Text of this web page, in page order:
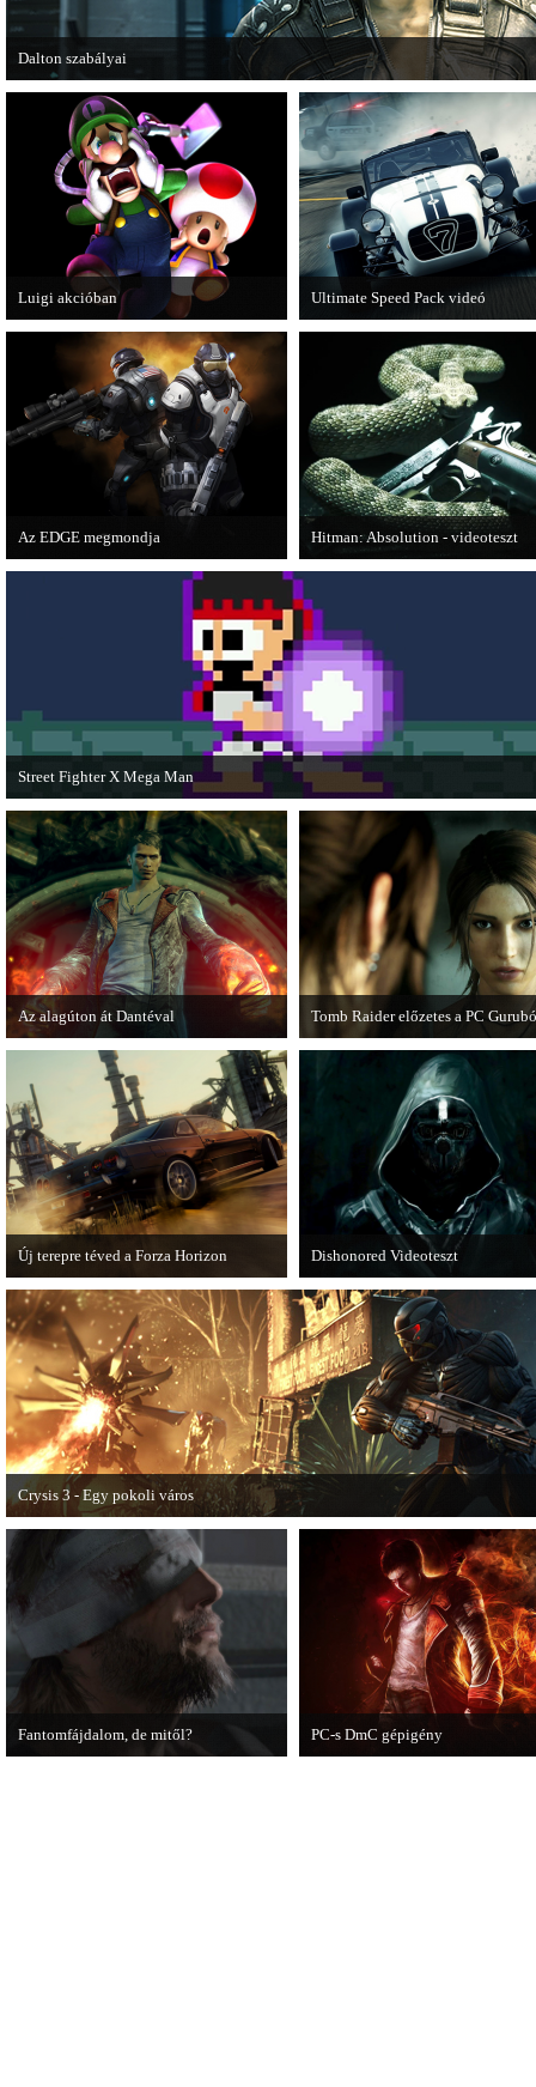
Dalton szabályai
Új videóval jelentkezik az Insomniac Games játéka, a Fuse.
Luigi akcióban
A Nintendo 3DS-re készülő Luigi's
Mansion: Dark Moon újabb képeken
mutatja meg magát.
Ultimate Speed Pack videó
Már elérhető a Need for Speed
Wanted első nagyobb kiegészítő
Az EDGE megmondja
Az egyik leghíresebb játékmagazin, az
EDGE is elmondja, hogy szerinte
melyek voltak idén a legjobb játékok.
Hitman: Absolution - videoteszt
a legújabb Hitmant.
Street Fighter X Mega Man
A Capcom ismert karakterei ismét összecsapnak - ingyenesen letölthető a Street
Fighter X Mega Man.
Az alagúton át Dantéval
A Devil May Cry újragondolás új
játékmenet-videóval jelentkezik.
Tomb Raider előzetes a PC
A PC Guru friss számában több
olvashatunk az új Tomb Raiderről,
mely cikkből most egy részletet
is közzétettek.
Új terepre téved a Forza Horizon
Hamarosan megérkezik a Forza Horizon
első nagyszabású kiegészítője, a Rally
Expansion Pack.
Dishonored Videoteszt
Chris és Wilson bemutatja a 2012-
egyik legnagyobb meglepetését.
Pörögjön a Dishonored videoteszt!
Crysis 3 - Egy pokoli város
A Crysis 3 Hét Csodája videosorozat első része újabb lélegzetelállító
mutat be a játékból.
Fantomfájdalom, de mitől? PC-s DmC gépigény